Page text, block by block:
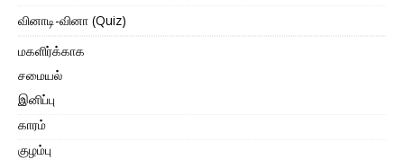
வினாடி-வினா (Quiz)
மகளிர்க்காக
சமையல்
இனிப்பு
காரம்
குழம்பு